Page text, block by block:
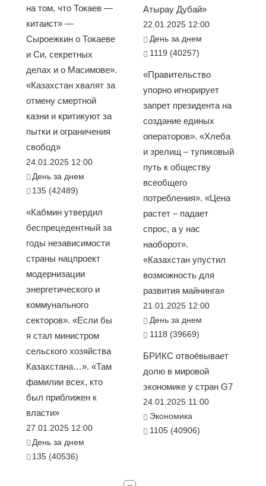
на том, что Токаев —
китаист» —
Сыроежкин о Токаеве
и Си, секретных
делах и о Масимове».
«Казахстан хвалят за
отмену смертной
казни и критикуют за
пытки и ограничения
свобод»
24.01.2025 12:00
День за днем
135 (42489)
«Кабмин утвердил
беспрецедентный за
годы независимости
страны нацпроект
модернизации
энергетического и
коммунального
секторов». «Если бы
я стал министром
сельского хозяйства
Казахстана…». «Там
фамилии всех, кто
был приближен к
власти»
27.01.2025 12:00
День за днем
135 (40536)
Атырау Дубай»
22.01.2025 12:00
День за днем
1119 (40257)
«Правительство
упорно игнорирует
запрет президента на
создание единых
операторов». «Хлеба
и зрелищ – тупиковый
путь к обществу
всеобщего
потребления». «Цена
растет – падает
спрос, а у нас
наоборот».
«Казахстан упустил
возможность для
развития майнинга»
21.01.2025 12:00
День за днем
1118 (39669)
БРИКС отвоёвывает
долю в мировой
экономике у стран G7
24.01.2025 11:00
Экономика
1105 (40906)